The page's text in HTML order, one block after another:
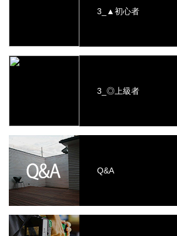
3_▲初心者
3_◎上級者
Q&A